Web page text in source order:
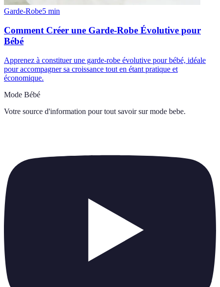
Garde-Robe5 min
Comment Créer une Garde-Robe Évolutive pour
Bébé
Apprenez à constituer une garde-robe évolutive pour bébé, idéale
pour accompagner sa croissance tout en étant pratique et
économique.
Mode Bébé
Votre source d'information pour tout savoir sur mode bebe.